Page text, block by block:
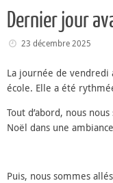
Dernier jour
23 décembre 2025
La journée de
école. Elle a été
Tout d’abord, nous
Noël dans une
Puis, nous sommes